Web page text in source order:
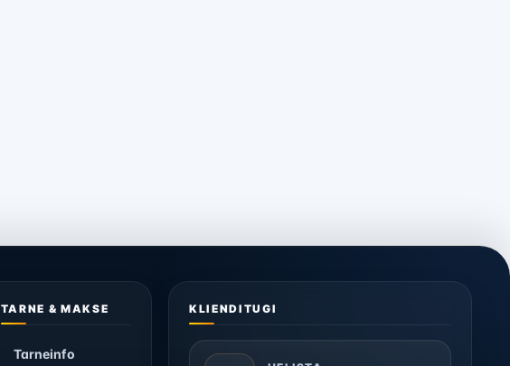
TARNE & MAKSE
Tarneinfo
KLIENDITUGI